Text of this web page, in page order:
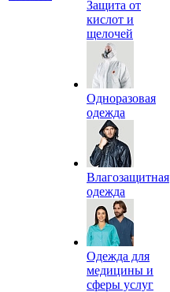
Защита от
кислот и
щелочей
Одноразовая
одежда
Влагозащитная
одежда
Одежда для
медицины и
сферы услуг